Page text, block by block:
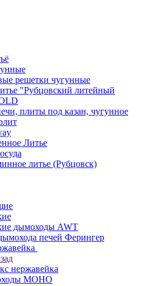
решетки чугунные
"Рубцовский литейный
плиты под казан, чугунное
Литье
литье (Рубцовск)
дымоходы AWT
печей Ферингер
нержавейка
МОНО